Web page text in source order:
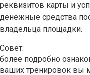
реквизитов карты и
денежные средства
владельца площадки.
Совет:
более подробно
ваших тренировок вы